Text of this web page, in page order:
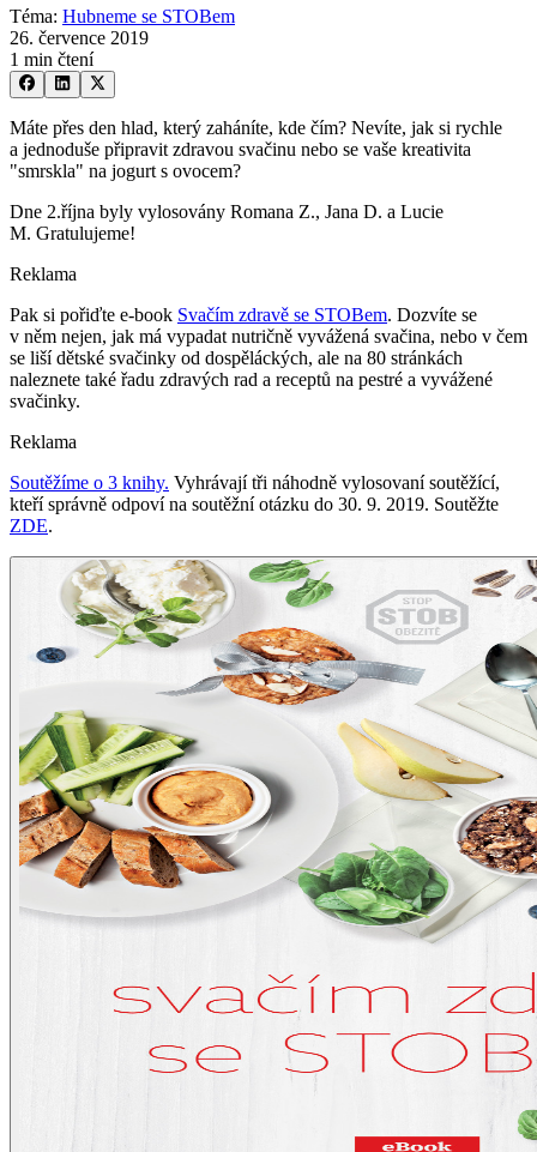
Téma: Hubneme se STOBem
26. července 2019
1 min čtení
Máte přes den hlad, který zaháníte, kde čím? Nevíte, jak si rychle
a jednoduše připravit zdravou svačinu nebo se vaše kreativita
"smrskla" na jogurt s ovocem?
Dne 2.října byly vylosovány Romana Z., Jana D. a Lucie
M. Gratulujeme!
Reklama
Pak si pořiďte e-book Svačím zdravě se STOBem. Dozvíte se
v něm nejen, jak má vypadat nutričně vyvážená svačina, nebo v čem
se liší dětské svačinky od dospěláckých, ale na 80 stránkách
naleznete také řadu zdravých rad a receptů na pestré a vyvážené
svačinky.
Reklama
Soutěžíme o 3 knihy. Vyhrávají tři náhodně vylosovaní soutěžící,
kteří správně odpoví na soutěžní otázku do 30. 9. 2019. Soutěžte
ZDE.